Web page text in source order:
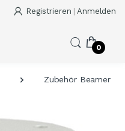
Registrieren Anmelden
0
Zubehör Beamer